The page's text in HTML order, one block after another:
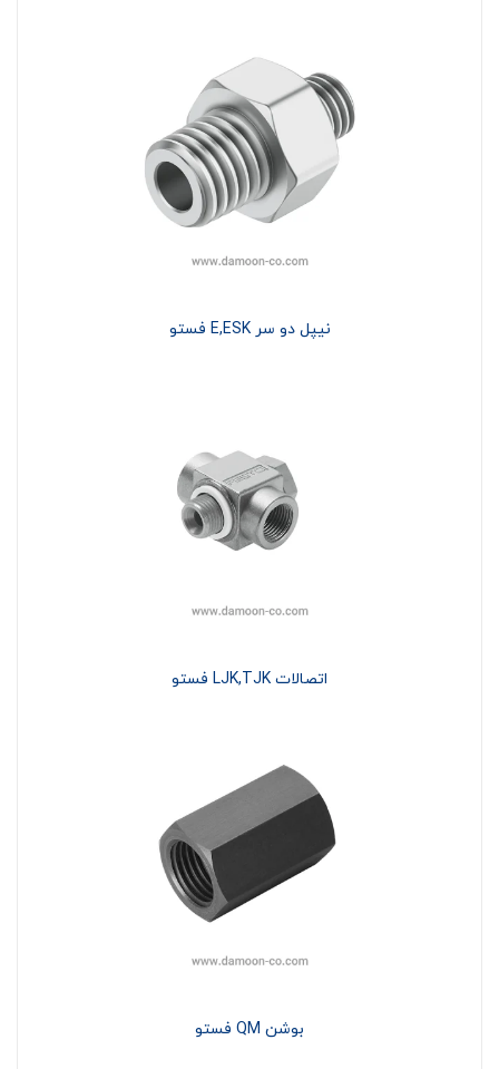
نیپل دو سر E,ESK فستو
اتصالات LJK,TJK فستو
بوشن QM فستو